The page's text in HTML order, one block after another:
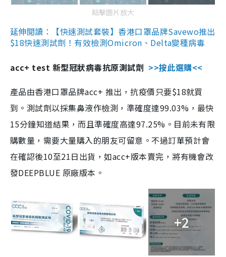
點擊圖片放大
延伸閱讀：【快速測試套裝】香港口罩品牌Savewo推出
$18快速測試劑！有效檢測Omicron、Delta變種病毒
acc+ test 新型冠狀病毒抗原測試劑 >>按此選購<<
產品由香港口罩品牌acc+ 推出，抗疫價只要$18就買
到。測試劑以採集鼻液作檢測，準確度達99.03%，最快
15分鐘知道結果，而且準確度高達97.25%。目前未有限
購數量，需要大量購入的朋友可留意。不過訂單預計會
在確認後10至21日出貨，如acc+版本賣完，將有機會改
發DEEPBLUE 原廠版本。
+2